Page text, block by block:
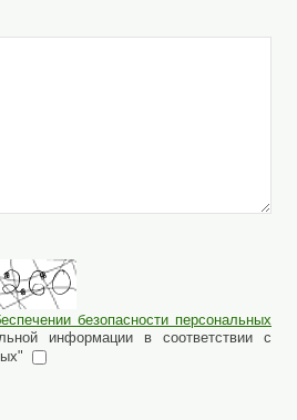
безопасности персональных
информации в соответствии с